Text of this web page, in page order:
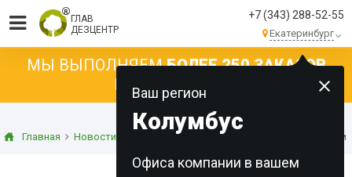
ГЛАВ
ДЕЗЦЕНТР
+7 (343) 288-52-55
Екатеринбург
Ваш регион
Колумбус
Офиса компании в вашем
МЫ ВЫПОЛНЯЕМБОЛЕЕ 250 ЗАКАЗОВ
КАЖДЫЙ ДЕНЬ!
Главная Новости Новости компании Поздравляем с Новым